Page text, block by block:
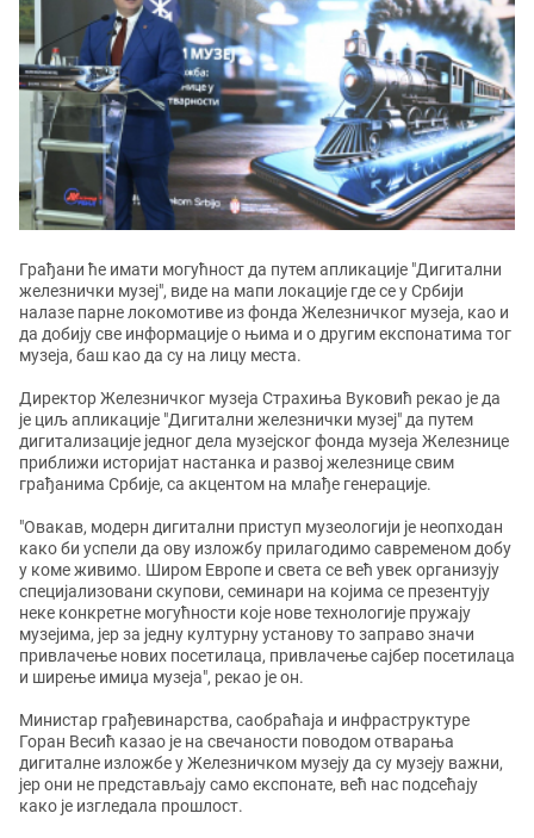
Грађани ће имати могућност да путем апликације "Дигитални
железнички музеј", виде на мапи локације где се у Србији
налазе парне локомотиве из фонда Железничког музеја, као и
да добију све информације о њима и о другим експонатима тог
музеја, баш као да су на лицу места.
Директор Железничког музеја Страхиња Вуковић рекао је да
је циљ апликације "Дигитални железнички музеј" да путем
дигитализације једног дела музејског фонда музеја Железнице
приближи историјат настанка и развој железнице свим
грађанима Србије, са акцентом на млађе генерације.
"Овакав, модерн дигитални приступ музеологији је неопходан
како би успели да ову изложбу прилагодимо савременом добу
у коме живимо. Широм Европе и света се већ увек организују
специјализовани скупови, семинари на којима се презентују
неке конкретне могућности које нове технологије пружају
музејима, јер за једну културну установу то заправо значи
привлачење нових посетилаца, привлачење сајбер посетилаца
и ширење имиџа музеја", рекао је он.
Министар грађевинарства, саобраћаја и инфраструктуре
Горан Весић казао је на свечаности поводом отварања
дигиталне изложбе у Железничком музеју да су музеју важни,
јер они не представљају само експонате, већ нас подсећају
како је изгледала прошлост.